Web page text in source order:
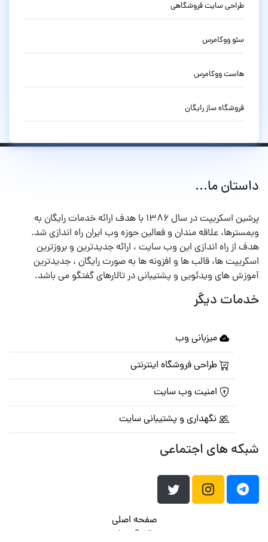
طراحی سایت فروشگاهی
سئو ووکامرس
هاست ووکامرس
فروشگاه ساز رایگان
داستان ما...
پرشین اسکریپت در سال ۱۳۸۶ با هدف ارائه خدمات رایگان به
وبمسترها، علاقه مندان و فعالین حوزه وب ایران راه اندازی شد.
هدف از راه اندازی این وب سایت ، ارائه جدیدترین و بروزترین
اسکریپت ها، قالب ها و افزونه ها به صورت رایگان ، جدیدترین
آموزش های ویدئویی و پشتیبانی در تالارهای گفتگو می باشد.
خدمات دیگر
میزبانی وب
طراحی فروشگاه اینترنتی
امنیت وب سایت
نگهداری و پشتیبانی سایت
شبکه های اجتماعی
صفحه اصلی
تالار گفتمان